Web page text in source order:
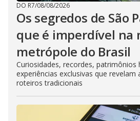
DO R7/08/08/2026
Os segredos de São
que é imperdível na
metrópole do Brasil
Curiosidades, recordes, patrimônios
experiências exclusivas que revelam
roteiros tradicionais